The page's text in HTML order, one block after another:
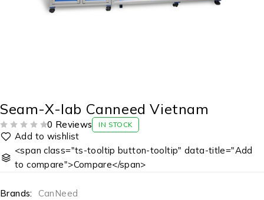
Seam-X-lab Canneed Vietnam
0 Reviews IN STOCK
<span class="ts-tooltip button-tooltip" data-title="Add
to compare">Compare</span>
Brands:
CanNeed